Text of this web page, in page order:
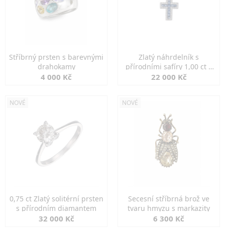
Stříbrný prsten s barevnými
drahokamy
4 000 Kč
Zlatý náhrdelník s
přírodními safíry 1,00 ct a
diamanty
22 000 Kč
NOVÉ
0,75 ct Zlatý solitérní prsten
s přírodním diamantem
32 000 Kč
NOVÉ
Secesní stříbrná brož ve
tvaru hmyzu s markazity
6 300 Kč